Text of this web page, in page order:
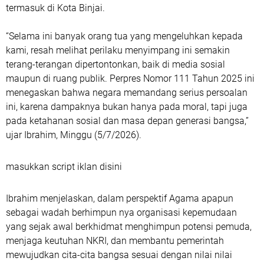
termasuk di Kota Binjai.
“Selama ini banyak orang tua yang mengeluhkan kepada
kami, resah melihat perilaku menyimpang ini semakin
terang-terangan dipertontonkan, baik di media sosial
maupun di ruang publik. Perpres Nomor 111 Tahun 2025 ini
menegaskan bahwa negara memandang serius persoalan
ini, karena dampaknya bukan hanya pada moral, tapi juga
pada ketahanan sosial dan masa depan generasi bangsa,”
ujar Ibrahim, Minggu (5/7/2026).
masukkan script iklan disini
Ibrahim menjelaskan, dalam perspektif Agama apapun
sebagai wadah berhimpun nya organisasi kepemudaan
yang sejak awal berkhidmat menghimpun potensi pemuda,
menjaga keutuhan NKRI, dan membantu pemerintah
mewujudkan cita-cita bangsa sesuai dengan nilai nilai